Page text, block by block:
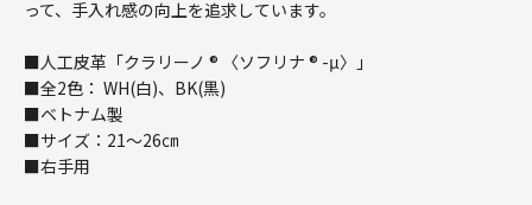
って、手入れ感の向上を追求しています。
■人工皮革「クラリーノ ® 〈ソフリナ ® -μ〉」
■全2色： WH(白)、BK(黒)
■ベトナム製
■サイズ：21～26㎝
■右手用